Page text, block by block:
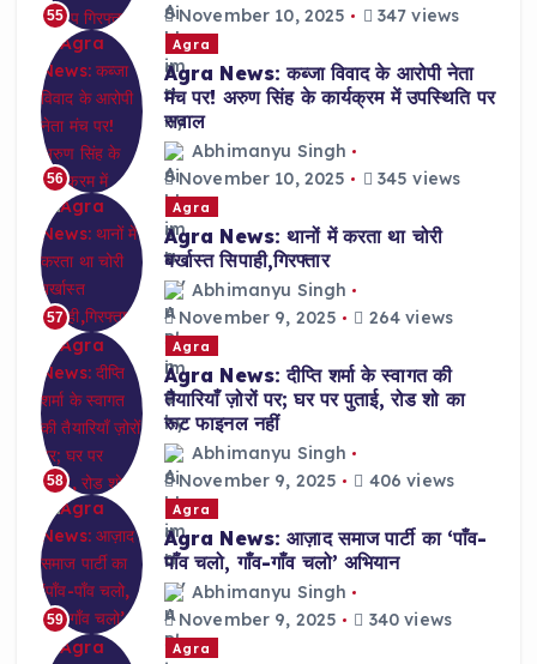
55
November 10, 2025
347 views
56
Agra
Agra News: कब्जा विवाद के आरोपी नेता
मंच पर! अरुण सिंह के कार्यक्रम में उपस्थिति पर
सवाल
Abhimanyu Singh
November 10, 2025
345 views
57
Agra
Agra News: थानों में करता था चोरी
बर्खास्त सिपाही,गिरफ्तार
Abhimanyu Singh
November 9, 2025
264 views
58
Agra
Agra News: दीप्ति शर्मा के स्वागत की
तैयारियाँ ज़ोरों पर; घर पर पुताई, रोड शो का
रूट फाइनल नहीं
Abhimanyu Singh
November 9, 2025
406 views
59
Agra
Agra News: आज़ाद समाज पार्टी का ‘पाँव-
पाँव चलो, गाँव-गाँव चलो’ अभियान
Abhimanyu Singh
November 9, 2025
340 views
Agra